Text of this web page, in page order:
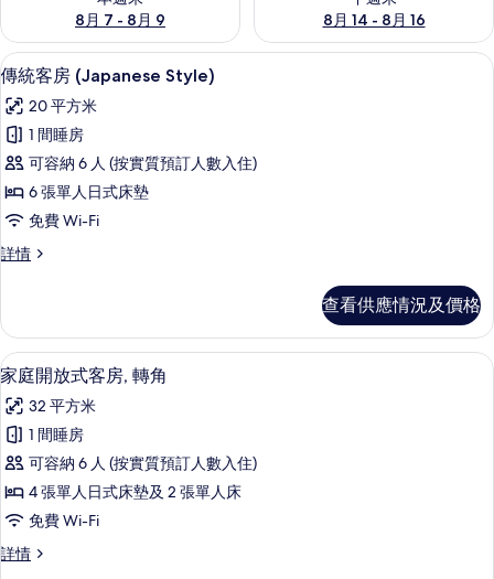
8月 7 - 8月 9
8月 14 - 8月 16
載
入
所
有
傳
統
客
房
的
相
片
傳統客房 (Japanese Style) | 房內夾萬
9
傳統客房 (Japanese Style)
20 平方米
1 間睡房
可容納 6 人 (按實質預訂人數入住)
6 張單人日式床墊
免費 Wi-Fi
詳情
傳
(Japanese
Style)
詳
情
查看供應情況及價格
載
入
所
有
家
庭
開
放
家庭開放式客房, 轉角 | 房內夾萬、書
9
家庭開放式客房, 轉角
32 平方米
1 間睡房
可容納 6 人 (按實質預訂人數入住)
4 張單人日式床墊及 2 張單人床
免費 Wi-Fi
詳情
家